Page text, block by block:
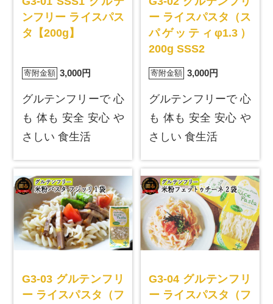
ンフリー ライスパス
タ【200g】
寄附金額 3,000円
グルテンフリーで 心
も 体も 安全 安心 や
さしい 食生活
ー ライスパスタ（ス
パゲッティφ1.3）
200g SSS2
寄附金額 3,000円
グルテンフリーで 心
も 体も 安全 安心 や
さしい 食生活
G3-03 グルテンフリ
ー ライスパスタ（フ
G3-04 グルテンフリ
ー ライスパスタ（フ